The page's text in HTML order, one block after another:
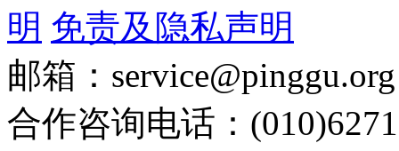
明 免责及隐私声明
邮箱：service@pinggu.org
合作咨询电话：